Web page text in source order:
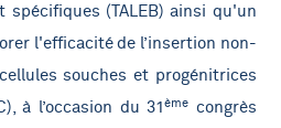
spécifiques (TALEB) ainsi qu'un
l'efficacité de l’insertion non-
souches et progénitrices
à l’occasion du 31ème congrès